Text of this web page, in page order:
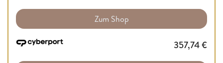
Zum Shop
357,74€